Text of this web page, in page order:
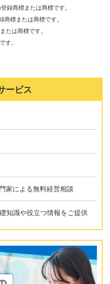
録商標または商標です。
商標または商標です。
たは商標です。
す。
ービス
家による無料経営相談
知識や役立つ情報をご提供